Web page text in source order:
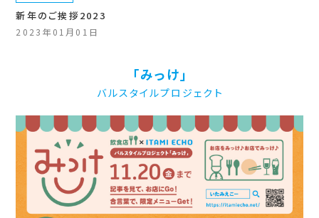
新年のご挨拶2023
2023年01月01日
「みっけ」
バルスタイルプロジェクト